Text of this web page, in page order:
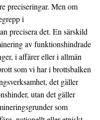
preciseringar. Men om
i
precisera det. En särskild
av funktionshindrade
i affärer eller i allmän
som vi har i brottsbalken
det gäller
utan det gäller
som